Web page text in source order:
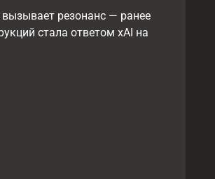
резонанс — ранее
стала ответом xAI на